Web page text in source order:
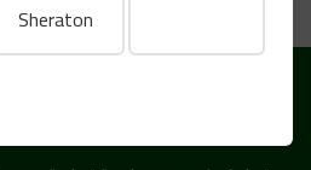
Sheraton